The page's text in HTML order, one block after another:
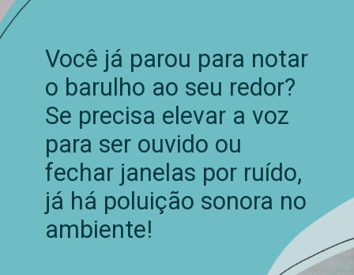
Você já parou para notar
o barulho ao seu redor?
Se precisa elevar a voz
para ser ouvido ou
fechar janelas por ruído,
já há poluição sonora no
ambiente!